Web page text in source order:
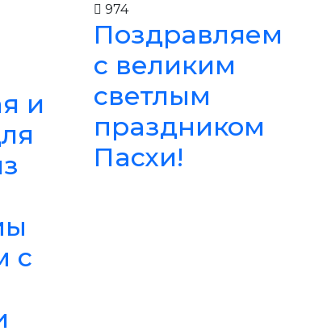
и
с
974
Поздравляем
с великим
светлым
праздником
Пасхи!